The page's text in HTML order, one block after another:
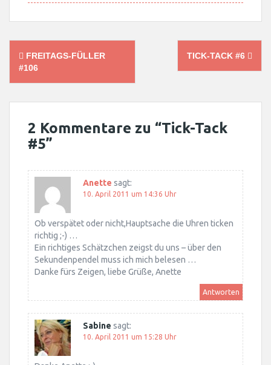
Post
navigation
FREITAGS-FÜLLER
#106
TICK-TACK #6
2 Kommentare zu “Tick-Tack
#5”
Anette sagt:
10. April 2011 um 14:36 Uhr
Ob verspätet oder nicht,Hauptsache die Uhren ticken
richtig ;-) …
Ein richtiges Schätzchen zeigst du uns – über den
Sekundenpendel muss ich mich belesen …
Danke fürs Zeigen, liebe Grüße, Anette
Antworten
Sabine sagt:
10. April 2011 um 15:28 Uhr